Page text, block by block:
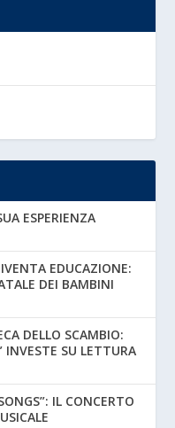
ESPERIENZA
EDUCAZIONE:
DEI BAMBINI
DELLO SCAMBIO:
INVESTE SU LETTURA
IL CONCERTO